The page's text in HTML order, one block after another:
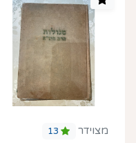
מצוידר 13